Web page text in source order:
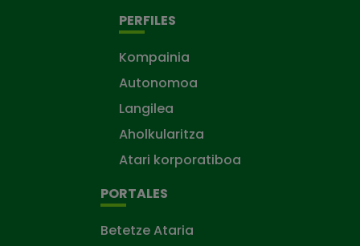
PERFILES
Kompainia
Autonomoa
Langilea
Aholkularitza
Atari korporatiboa
PORTALES
Betetze Ataria